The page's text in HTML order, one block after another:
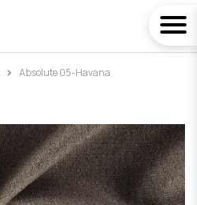
Absolute 05-Havana